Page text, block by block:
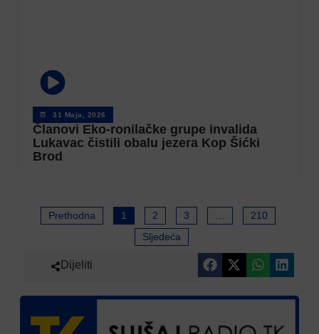
31 Maja, 2026
Članovi Eko-ronilačke grupe invalida
Lukavac čistili obalu jezera Kop Šićki
Brod
Prethodna 1 2 3
210
Sljedeća
Dijeliti